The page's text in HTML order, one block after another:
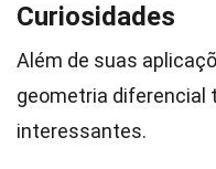
Curiosidades
Além de suas
geometria diferencial
interessantes.